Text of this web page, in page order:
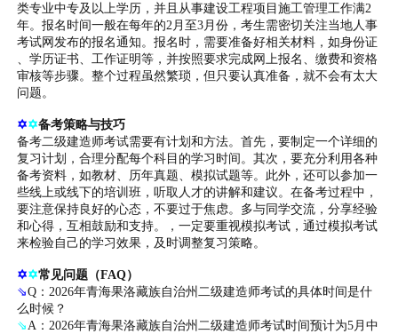
类专业中专及以上学历，并且从事建设工程项目施工管理工作满2
年。报名时间一般在每年的2月至3月份，考生需密切关注当地人事
考试网发布的报名通知。报名时，需要准备好相关材料，如身份证
、学历证书、工作证明等，并按照要求完成网上报名、缴费和资格
审核等步骤。整个过程虽然繁琐，但只要认真准备，就不会有太大
问题。
✡✡备考策略与技巧
备考二级建造师考试需要有计划和方法。首先，要制定一个详细的
复习计划，合理分配每个科目的学习时间。其次，要充分利用各种
备考资料，如教材、历年真题、模拟试题等。此外，还可以参加一
些线上或线下的培训班，听取人才的讲解和建议。在备考过程中，
要注意保持良好的心态，不要过于焦虑。多与同学交流，分享经验
和心得，互相鼓励和支持。，一定要重视模拟考试，通过模拟考试
来检验自己的学习效果，及时调整复习策略。
✡✡常见问题（FAQ）
⇘Q：2026年青海果洛藏族自治州二级建造师考试的具体时间是什
么时候？
⇘A：2026年青海果洛藏族自治州二级建造师考试时间预计为5月中